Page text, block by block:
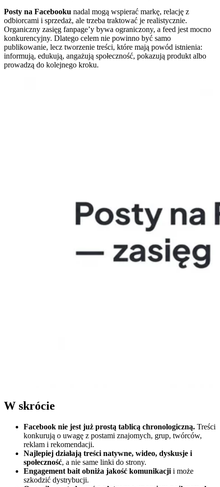
Posty na Facebooku nadal mogą wspierać markę, relację z
odbiorcami i sprzedaż, ale trzeba traktować je realistycznie.
Organiczny zasięg fanpage’y bywa ograniczony, a feed jest mocno
konkurencyjny. Dlatego celem nie powinno być samo
publikowanie, lecz tworzenie treści, które mają powód istnienia:
informują, edukują, angażują społeczność, pokazują produkt albo
prowadzą do kolejnego kroku.
W skrócie
Facebook nie jest już prostą tablicą chronologiczną. Treści
konkurują o uwagę z postami znajomych, grup, twórców,
reklam i rekomendacji.
Najlepiej działają treści natywne, wideo, dyskusje i
społeczność, a nie same linki do strony.
Engagement bait obniża jakość komunikacji i może
szkodzić dystrybucji.